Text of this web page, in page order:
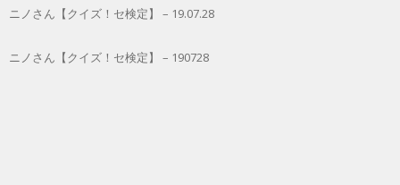
ニノさん【クイズ！セ検定】 – 19.07.28
ニノさん【クイズ！セ検定】 – 190728